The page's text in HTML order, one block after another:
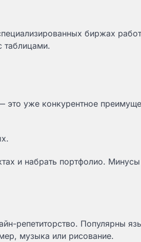
биржах
таблицами.
уже конкурентное
и набрать портфолио.
репетиторство. Популярны
музыка или рисование.